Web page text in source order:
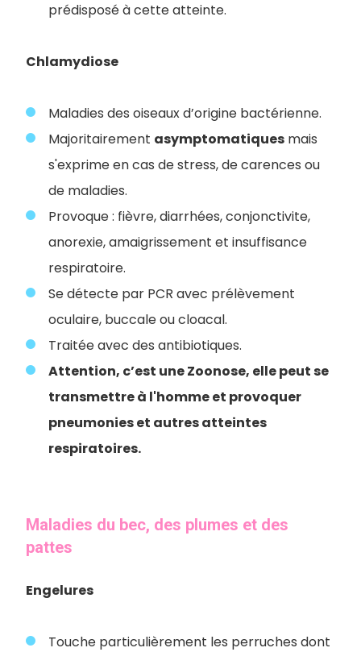
prédisposé à cette atteinte.
Chlamydiose
Maladies des oiseaux d’origine bactérienne.
Majoritairement asymptomatiques mais
s'exprime en cas de stress, de carences ou
de maladies.
Provoque : fièvre, diarrhées, conjonctivite,
anorexie, amaigrissement et insuffisance
respiratoire.
Se détecte par PCR avec prélèvement
oculaire, buccale ou cloacal.
Traitée avec des antibiotiques.
Attention, c’est une Zoonose, elle peut se
transmettre à l'homme et provoquer
pneumonies et autres atteintes
respiratoires.
Maladies du bec, des plumes et des
pattes
Engelures
Touche particulièrement les perruches dont